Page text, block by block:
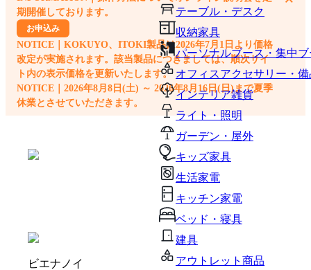
テーブル・デスク
収納家具
パーソナルブース・集中
オフィスアクセサリー・備
インテリア雑貨
ライト・照明
ガーデン・屋外
キッズ家具
生活家電
キッチン家電
ベッド・寝具
建具
アウトレット商品
期開催しております。
お申込み
NOTICE｜KOKUYO、ITOKI製品は2026年7月1日より価格
改定が実施されます。該当製品につきましては、順次サイ
ト内の表示価格を更新いたします。
NOTICE｜2026年8月8日(土) ～ 2026年8月16日(日)まで夏季
休業とさせていただきます。
ビエナノイ